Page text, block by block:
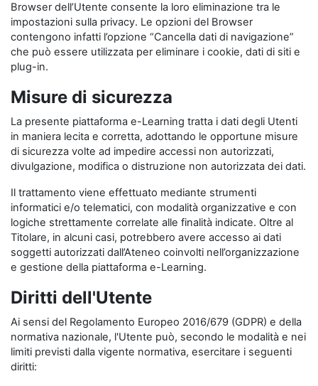
Browser dell’Utente consente la loro eliminazione tra le
impostazioni sulla privacy. Le opzioni del Browser
contengono infatti l’opzione “Cancella dati di navigazione”
che può essere utilizzata per eliminare i cookie, dati di siti e
plug-in.
Misure di sicurezza
La presente piattaforma e-Learning tratta i dati degli Utenti
in maniera lecita e corretta, adottando le opportune misure
di sicurezza volte ad impedire accessi non autorizzati,
divulgazione, modifica o distruzione non autorizzata dei dati.
Il trattamento viene effettuato mediante strumenti
informatici e/o telematici, con modalità organizzative e con
logiche strettamente correlate alle finalità indicate. Oltre al
Titolare, in alcuni casi, potrebbero avere accesso ai dati
soggetti autorizzati dall’Ateneo coinvolti nell’organizzazione
e gestione della piattaforma e-Learning.
Diritti dell'Utente
Ai sensi del Regolamento Europeo 2016/679 (GDPR) e della
normativa nazionale, l'Utente può, secondo le modalità e nei
limiti previsti dalla vigente normativa, esercitare i seguenti
diritti: